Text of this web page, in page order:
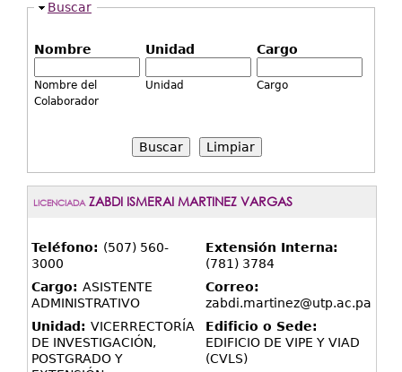
Centros Regionales
Servicios
Transparencia
Ocultar
Buscar
Nombre
Nombre del
Colaborador
Unidad
Unidad
Cargo
Cargo
Limpiar
LICENCIADA ZABDI ISMERAI MARTINEZ VARGAS
Teléfono: (507) 560-
3000
Extensión Interna:
(781) 3784
Cargo: ASISTENTE
ADMINISTRATIVO
Correo:
zabdi.martinez@utp.ac.pa
Unidad: VICERRECTORÍA
DE INVESTIGACIÓN,
POSTGRADO Y
Edificio o Sede:
EDIFICIO DE VIPE Y VIAD
(CVLS)